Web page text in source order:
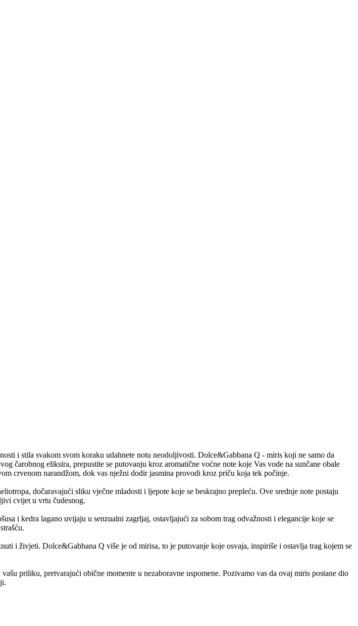
i stila svakom svom koraku udahnete notu neodoljivosti. Dolce&Gabbana Q - miris koji ne samo da
čarobnog eliksira, prepustite se putovanju kroz aromatične voćne note koje Vas vode na sunčane obale
crvenom narandžom, dok vas nježni dodir jasmina provodi kroz priču koja tek počinje.
dočaravajući sliku vječne mladosti i ljepote koje se beskrajno prepleću. Ove srednje note postaju
cvijet u vrtu čudesnog.
i kedra lagano uvijaju u senzualni zagrljaj, ostavljajući za sobom trag odvažnosti i elegancije koje se
i živjeti. Dolce&Gabbana Q više je od mirisa, to je putovanje koje osvaja, inspiriše i ostavlja trag kojem se
priliku, pretvarajući obične momente u nezaboravne uspomene. Pozivamo vas da ovaj miris postane dio